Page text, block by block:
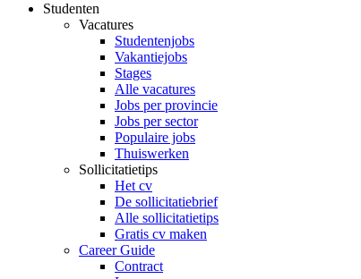
Studenten
Vacatures
Studentenjobs
Vakantiejobs
Stages
Alle vacatures
Jobs per provincie
Jobs per sector
Populaire jobs
Thuiswerken
Sollicitatietips
Het cv
De sollicitatiebrief
Alle sollicitatietips
Gratis cv maken
Career Guide
Contract